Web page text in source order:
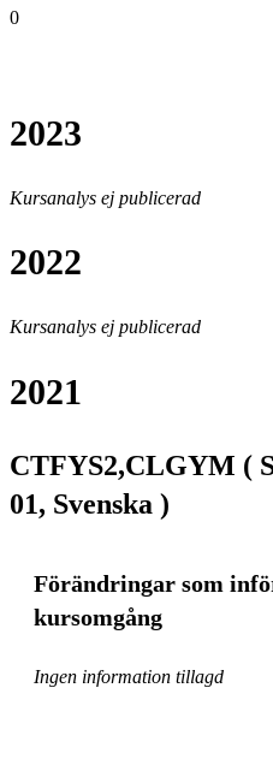
0
2023
Kursanalys ej publicerad
2022
Kursanalys ej publicerad
2021
CTFYS2,CLGYM (
01, Svenska )
Förändringar som
kursomgång
Ingen information tillagd